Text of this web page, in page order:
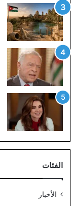
الفئات
الأخبار